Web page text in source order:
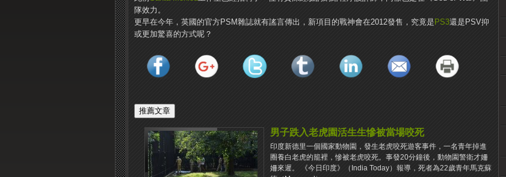
隊效力。
更早在今年，英國的官方PSM雜誌就有謠言傳出，新項目的戰神會在2012發售，究竟是 PS3還是PSV抑
或更加驚喜的方式呢？
男子跌入老虎園活生生慘被當場咬死
印度新德里一個國家動物園，發生老虎咬死遊客事件，一名青年掉進
圈養白老虎的籠裡，慘被老虎咬死。事發20分鐘後，動物園警衛才姍
姍來遲。 《今日印度》（India Today）報導，死者為22歲青年馬克蘇